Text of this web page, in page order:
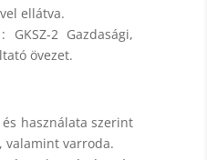
ellátva.
GKSZ-2 Gazdasági,
övezet.
használata szerint
valamint varroda.